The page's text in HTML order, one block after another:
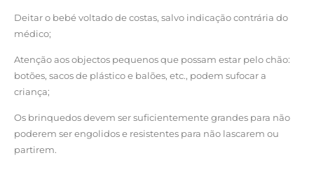
Deitar o bebé voltado de costas, salvo indicação contrária do
médico;
Atenção aos objectos pequenos que possam estar pelo chão:
botões, sacos de plástico e balões, etc., podem sufocar a
criança;
Os brinquedos devem ser suficientemente grandes para não
poderem ser engolidos e resistentes para não lascarem ou
partirem.